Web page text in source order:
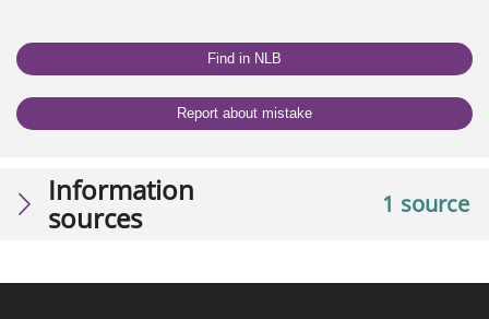
Find in NLB
Report about mistake
1 source
Information
sources